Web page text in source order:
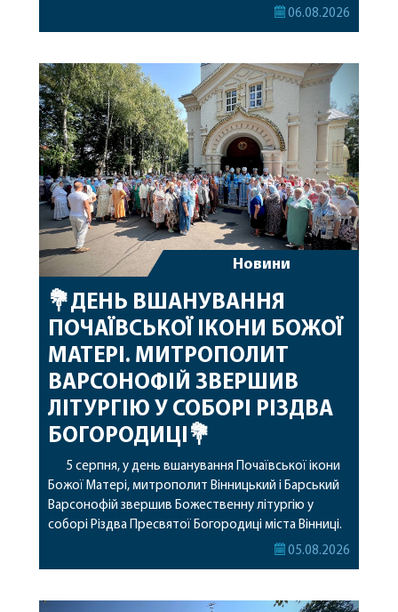
секретар Єпархіальної Ради від імені членів Ради
побажавши йому міцного здоров’я, Божої
допомоги, миру, духовної радості та
благословенних успіхів у подальшому
архіпастирському служінні. […]
06.08.2026
Новини
💐ДЕНЬ ВШАНУВАННЯ
ПОЧАЇВСЬКОЇ ІКОНИ БОЖОЇ
МАТЕРІ. МИТРОПОЛИТ
ВАРСОНОФІЙ ЗВЕРШИВ
ЛІТУРГІЮ У СОБОРІ РІЗДВА
БОГОРОДИЦІ💐
5 серпня, у день вшанування Почаївської ікони
Божої Матері, митрополит Вінницький і Барський
Варсонофій звершив Божественну літургію у
соборі Різдва Пресвятої Богородиці міста Вінниці.
Його Високопреосвященству співслужили
священному сані. Під час богослужіння підносилися
05.08.2026